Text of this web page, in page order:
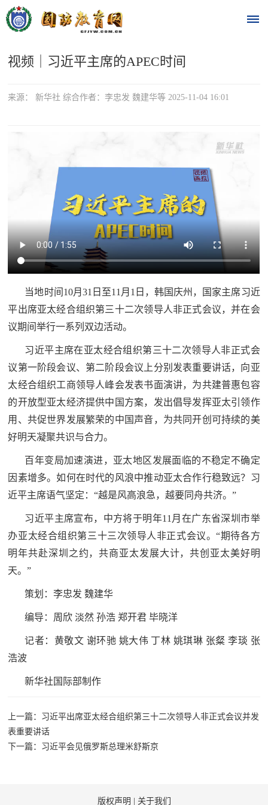
首
页
要
时
政
要
闻
热
追
踪
热
点
追
踪
国
防
法
规
国
国
知
识
国
防
知
全
民
全
民
子
兵
弟
国
视频｜习近平主席的APEC时间
来源： 新华社 综合作者：李忠发 魏建华等 2025-11-04 16:01
当地时间10月31日至11月1日，韩国庆州，国家主席习近
平出席亚太经合组织第三十二次领导人非正式会议，并在会
议期间举行一系列双边活动。
习近平主席在亚太经合组织第三十二次领导人非正式会
议第一阶段会议、第二阶段会议上分别发表重要讲话，向亚
太经合组织工商领导人峰会发表书面演讲，为共建普惠包容
的开放型亚太经济提供中国方案，发出倡导发挥亚太引领作
用、共促世界发展繁荣的中国声音，为共同开创可持续的美
好明天凝聚共识与合力。
百年变局加速演进，亚太地区发展面临的不稳定不确定
因素增多。如何在时代的风浪中推动亚太合作行稳致远？习
近平主席语气坚定：“越是风高浪急，越要同舟共济。”
习近平主席宣布，中方将于明年11月在广东省深圳市举
办亚太经合组织第三十三次领导人非正式会议。“期待各方
明年共赴深圳之约，共商亚太发展大计，共创亚太美好明
天。”
策划：李忠发 魏建华
编导：周欣 淡然 孙浩 郑开君 毕晓洋
记者：黄敬文 谢环驰 姚大伟 丁林 姚琪琳 张粲 李琰 张
浩波
新华社国际部制作
上一篇：习近平出席亚太经合组织第三十二次领导人非正式会议并发
表重要讲话
下一篇：习近平会见俄罗斯总理米舒斯京
版权声明 关于我们